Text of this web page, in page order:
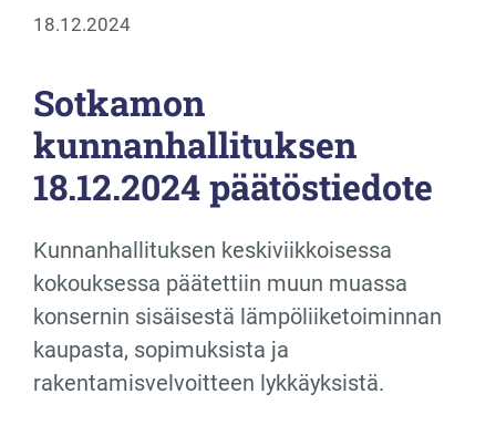
18.12.2024
Sotkamon
kunnanhallituksen
18.12.2024 päätöstiedote
Kunnanhallituksen keskiviikkoisessa
kokouksessa päätettiin muun muassa
konsernin sisäisestä lämpöliiketoiminnan
kaupasta, sopimuksista ja
rakentamisvelvoitteen lykkäyksistä.